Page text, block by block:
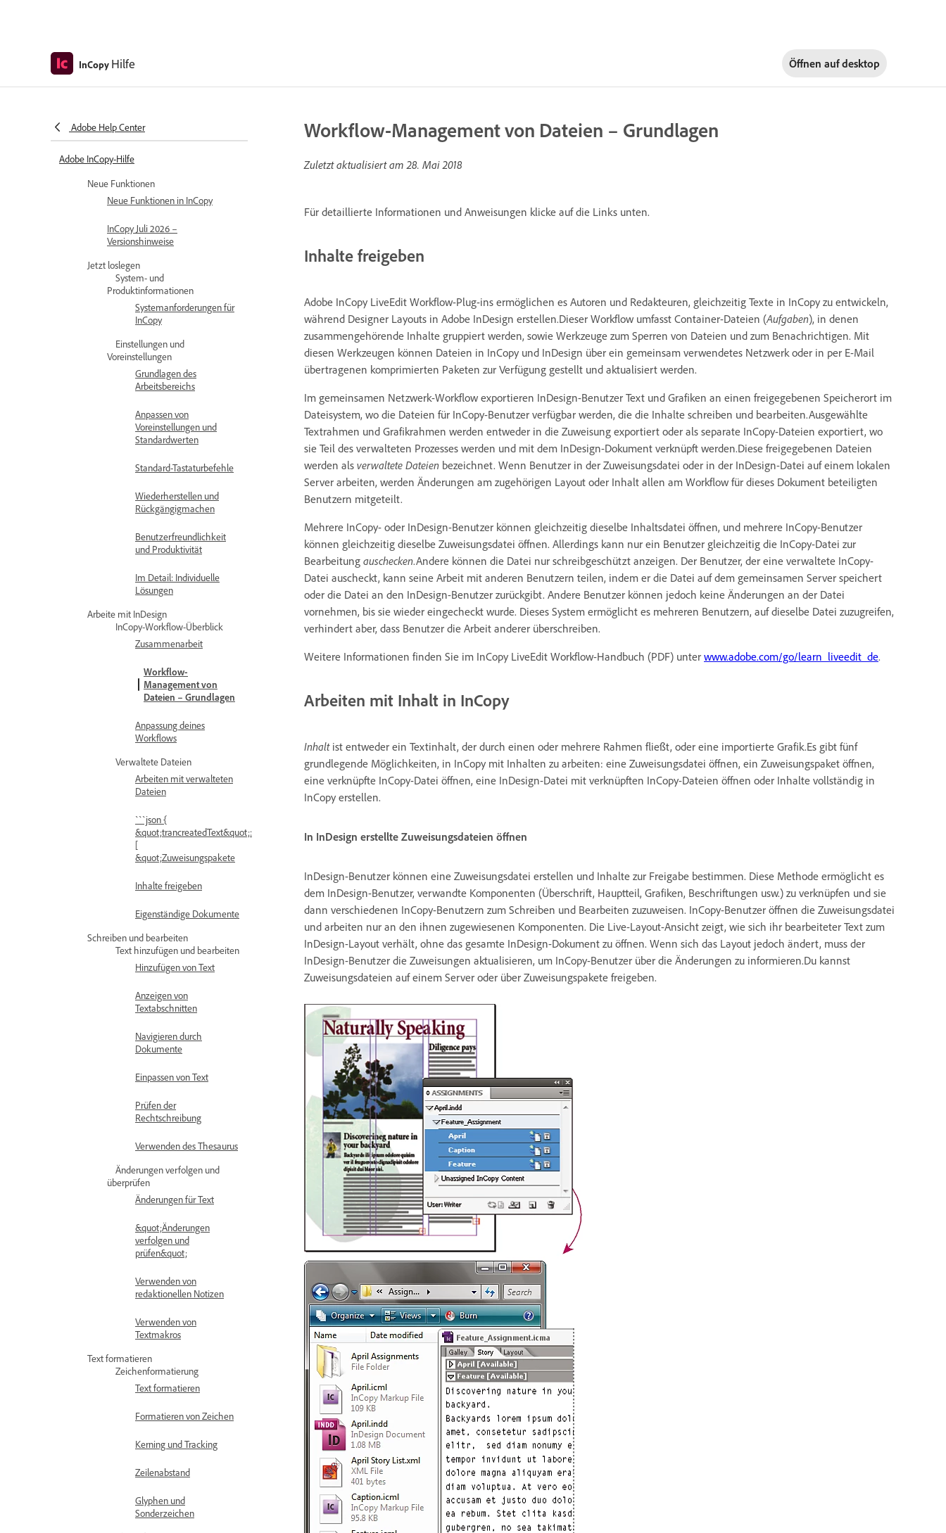
InCopy Hilfe Öffnen aufdesktop
Adobe Help Center
Adobe InCopy-Hilfe
Neue Funktionen
Neue Funktionen in InCopy
InCopy Juli 2026 –
Versionshinweise
Jetzt loslegen
System- und
Produktinformationen
Systemanforderungen für
InCopy
Einstellungen und
Voreinstellungen
Grundlagen des
Arbeitsbereichs
Anpassen von
Voreinstellungen und
Standardwerten
Standard-Tastaturbefehle
Wiederherstellen und
Rückgängigmachen
Benutzerfreundlichkeit
und Produktivität
Im Detail: Individuelle
Lösungen
Arbeite mit InDesign
InCopy-Workflow-Überblick
Zusammenarbeit
Workflow-
Management von
Dateien – Grundlagen
Anpassung deines
Workflows
Verwaltete Dateien
Arbeiten mit verwalteten
Dateien
```json {
&quot;trancreatedText&quot;:
[
&quot;Zuweisungspakete
Inhalte freigeben
Eigenständige Dokumente
Schreiben und bearbeiten
Text hinzufügen und bearbeiten
Hinzufügen von Text
Anzeigen von
Textabschnitten
Navigieren durch
Dokumente
Einpassen von Text
Prüfen der
Rechtschreibung
Verwenden des Thesaurus
Änderungen verfolgen und
überprüfen
Änderungen für Text
&quot;Änderungen
verfolgen und
prüfen&quot;
Verwenden von
redaktionellen Notizen
Verwenden von
Textmakros
Text formatieren
Zeichenformatierung
Text formatieren
Formatieren von Zeichen
Kerning und Tracking
Zeilenabstand
Glyphen und
Sonderzeichen
Workflow-Management von Dateien – Grundlagen
Zuletzt aktualisiert am28. Mai 2018
Für detaillierte Informationen und Anweisungen klicke auf die Links unten.
Inhalte freigeben
Adobe InCopy LiveEdit Workflow-Plug-ins ermöglichen es Autoren und Redakteuren, gleichzeitig Texte in InCopy zu entwickeln,
während Designer Layouts in Adobe InDesign erstellen.Dieser Workflow umfasst Container-Dateien (Aufgaben), in denen
zusammengehörende Inhalte gruppiert werden, sowie Werkzeuge zum Sperren von Dateien und zum Benachrichtigen. Mit
diesen Werkzeugen können Dateien in InCopy und InDesign über ein gemeinsam verwendetes Netzwerk oder in per E-Mail
übertragenen komprimierten Paketen zur Verfügung gestellt und aktualisiert werden.
Im gemeinsamen Netzwerk-Workflow exportieren InDesign-Benutzer Text und Grafiken an einen freigegebenen Speicherort im
Dateisystem, wo die Dateien für InCopy-Benutzer verfügbar werden, die die Inhalte schreiben und bearbeiten.Ausgewählte
Textrahmen und Grafikrahmen werden entweder in die Zuweisung exportiert oder als separate InCopy-Dateien exportiert, wo
sie Teil des verwalteten Prozesses werden und mit dem InDesign-Dokument verknüpft werden.Diese freigegebenen Dateien
werden als verwaltete Dateien bezeichnet. Wenn Benutzer in der Zuweisungsdatei oder in der InDesign-Datei auf einem lokalen
Server arbeiten, werden Änderungen am zugehörigen Layout oder Inhalt allen am Workflow für dieses Dokument beteiligten
Benutzern mitgeteilt.
Mehrere InCopy- oder InDesign-Benutzer können gleichzeitig dieselbe Inhaltsdatei öffnen, und mehrere InCopy-Benutzer
können gleichzeitig dieselbe Zuweisungsdatei öffnen. Allerdings kann nur ein Benutzer gleichzeitig die InCopy-Datei zur
Bearbeitung auschecken.Andere können die Datei nur schreibgeschützt anzeigen. Der Benutzer, der eine verwaltete InCopy-
Datei auscheckt, kann seine Arbeit mit anderen Benutzern teilen, indem er die Datei auf dem gemeinsamen Server speichert
oder die Datei an den InDesign-Benutzer zurückgibt. Andere Benutzer können jedoch keine Änderungen an der Datei
vornehmen, bis sie wieder eingecheckt wurde. Dieses System ermöglicht es mehreren Benutzern, auf dieselbe Datei zuzugreifen,
verhindert aber, dass Benutzer die Arbeit anderer überschreiben.
Weitere Informationen finden Sie im InCopy LiveEdit Workflow-Handbuch (PDF) unter www.adobe.com/go/learn_liveedit_de.
Arbeiten mit Inhalt in InCopy
Inhaltist entweder ein Textinhalt, der durch einen oder mehrere Rahmen fließt, oder eine importierte Grafik.Es gibt fünf
grundlegende Möglichkeiten, in InCopy mit Inhalten zu arbeiten: eine Zuweisungsdatei öffnen, ein Zuweisungspaket öffnen,
eine verknüpfte InCopy-Datei öffnen, eine InDesign-Datei mit verknüpften InCopy-Dateien öffnen oder Inhalte vollständig in
InCopy erstellen.
In InDesign erstellte Zuweisungsdateien öffnen
InDesign-Benutzer können eine Zuweisungsdatei erstellen und Inhalte zur Freigabe bestimmen. Diese Methode ermöglicht es
dem InDesign-Benutzer, verwandte Komponenten (Überschrift, Hauptteil, Grafiken, Beschriftungen usw.) zu verknüpfen und sie
dann verschiedenen InCopy-Benutzern zum Schreiben und Bearbeiten zuzuweisen. InCopy-Benutzer öffnen die Zuweisungsdatei
und arbeiten nur an den ihnen zugewiesenen Komponenten. Die Live-Layout-Ansicht zeigt, wie sich ihr bearbeiteter Text zum
InDesign-Layout verhält, ohne das gesamte InDesign-Dokument zu öffnen. Wenn sich das Layout jedoch ändert, muss der
InDesign-Benutzer die Zuweisungen aktualisieren, um InCopy-Benutzer über die Änderungen zu informieren.Du kannst
Zuweisungsdateien auf einem Server oder über Zuweisungspakete freigeben.